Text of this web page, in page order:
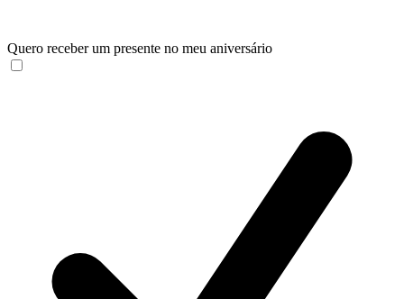
Quero receber um presente no meu aniversário